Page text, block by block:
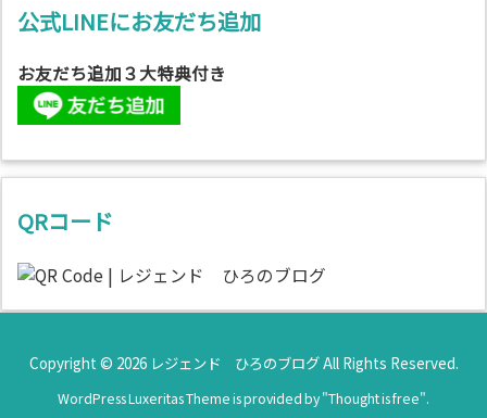
公式LINEにお友だち追加
お友だち追加３大特典付き
QRコード
Copyright © 2026 レジェンド ひろのブログAll Rights Reserved.
WordPress Luxeritas Theme is provided by "Thought is free".